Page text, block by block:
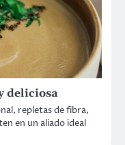
deliciosa
repletas de fibra,
en un aliado ideal